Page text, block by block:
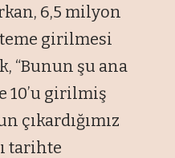
6,5 milyon
girilmesi
“Bunun şu ana
10’u girilmiş
çıkardığımız
tarihte